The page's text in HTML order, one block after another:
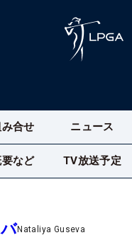
合せ ニュース
など TV放送予定
Nataliya Guseva